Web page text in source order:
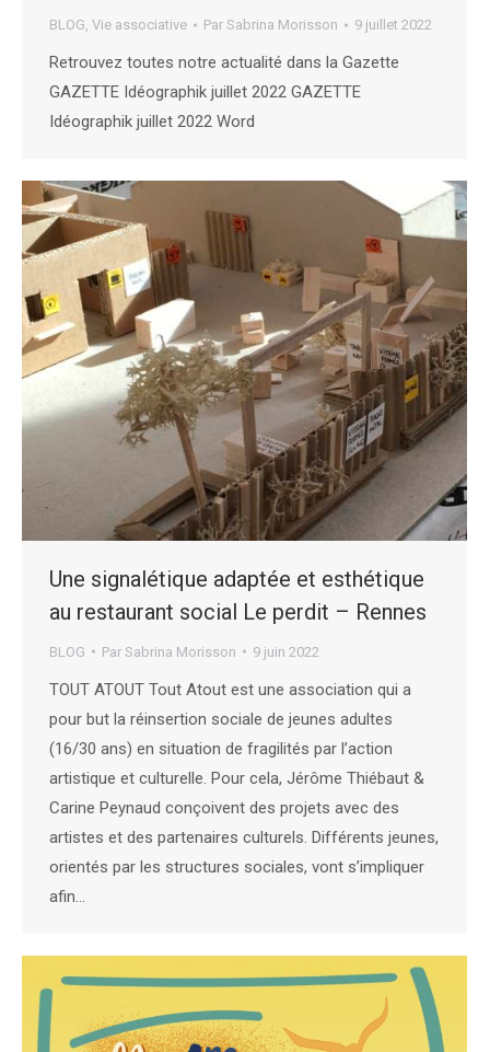
BLOG, Vie associative Par Sabrina Morisson 9 juillet 2022
Retrouvez toutes notre actualité dans la Gazette
GAZETTE Idéographik juillet 2022 GAZETTE
Idéographik juillet 2022 Word
Une signalétique adaptée et esthétique
au restaurant social Le perdit – Rennes
BLOG Par Sabrina Morisson 9 juin 2022
TOUT ATOUT Tout Atout est une association qui a
pour but la réinsertion sociale de jeunes adultes
(16/30 ans) en situation de fragilités par l’action
artistique et culturelle. Pour cela, Jérôme Thiébaut &
Carine Peynaud conçoivent des projets avec des
artistes et des partenaires culturels. Différents jeunes,
orientés par les structures sociales, vont s’impliquer
afin…